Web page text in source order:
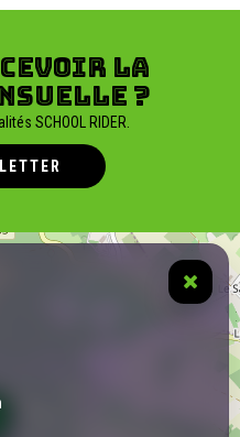
la
?
SCHOOL RIDER.